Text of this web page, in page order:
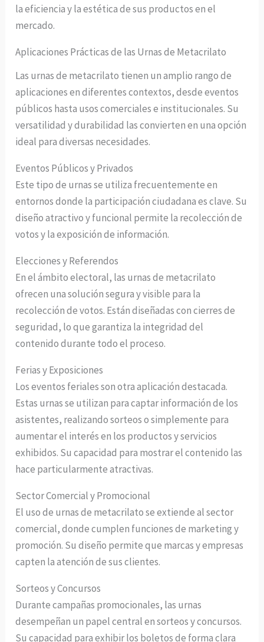
la eficiencia y la estética de sus productos en el
mercado.
Aplicaciones Prácticas de las Urnas de Metacrilato
Las urnas de metacrilato tienen un amplio rango de
aplicaciones en diferentes contextos, desde eventos
públicos hasta usos comerciales e institucionales. Su
versatilidad y durabilidad las convierten en una opción
ideal para diversas necesidades.
Eventos Públicos y Privados
Este tipo de urnas se utiliza frecuentemente en
entornos donde la participación ciudadana es clave. Su
diseño atractivo y funcional permite la recolección de
votos y la exposición de información.
Elecciones y Referendos
En el ámbito electoral, las urnas de metacrilato
ofrecen una solución segura y visible para la
recolección de votos. Están diseñadas con cierres de
seguridad, lo que garantiza la integridad del
contenido durante todo el proceso.
Ferias y Exposiciones
Los eventos feriales son otra aplicación destacada.
Estas urnas se utilizan para captar información de los
asistentes, realizando sorteos o simplemente para
aumentar el interés en los productos y servicios
exhibidos. Su capacidad para mostrar el contenido las
hace particularmente atractivas.
Sector Comercial y Promocional
El uso de urnas de metacrilato se extiende al sector
comercial, donde cumplen funciones de marketing y
promoción. Su diseño permite que marcas y empresas
capten la atención de sus clientes.
Sorteos y Concursos
Durante campañas promocionales, las urnas
desempeñan un papel central en sorteos y concursos.
Su capacidad para exhibir los boletos de forma clara